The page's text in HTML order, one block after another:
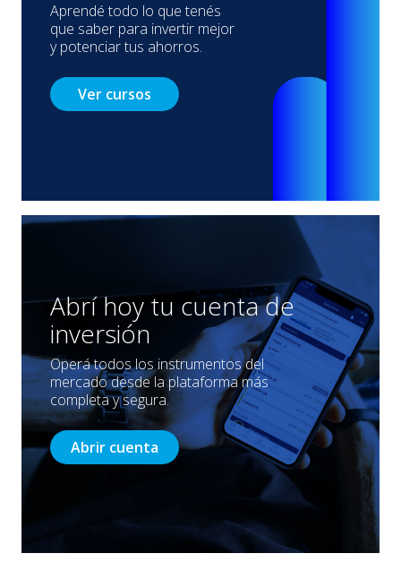
Aprendé todo lo que tenés
que saber para invertir mejor
y potenciar tus ahorros.
Ver cursos
Abrí hoy tu cuenta de
inversión
Operá todos los instrumentos del
mercado desde la plataforma más
completa y segura.
Abrir cuenta